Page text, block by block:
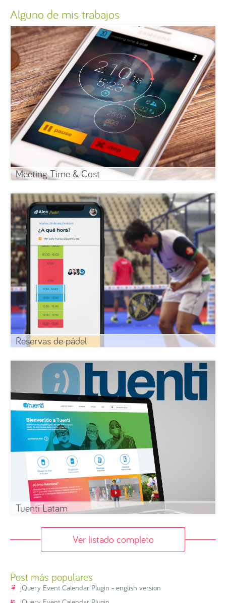
Alguno de mis trabajos
Meeting Time & Cost
Reservas de pádel
Tuenti Latam
Ver listado completo
Post más populares
jQuery Event Calendar Plugin - english version